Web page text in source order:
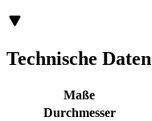
Technische Daten
Maße
Durchmesser